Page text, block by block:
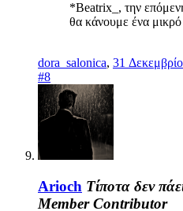
*Beatrix_, την
θα κάνουμε ένα μικρό
dora_salonica, 31
#8
Arioch Τίποτα δεν
Member Contributor